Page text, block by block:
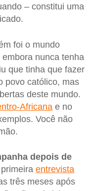
– constitui uma
foi o mundo
nunca tenha
que tinha que fazer
povo católico, mas
deste mundo.
Africana e no
Você não
depois de
entrevista
três meses após